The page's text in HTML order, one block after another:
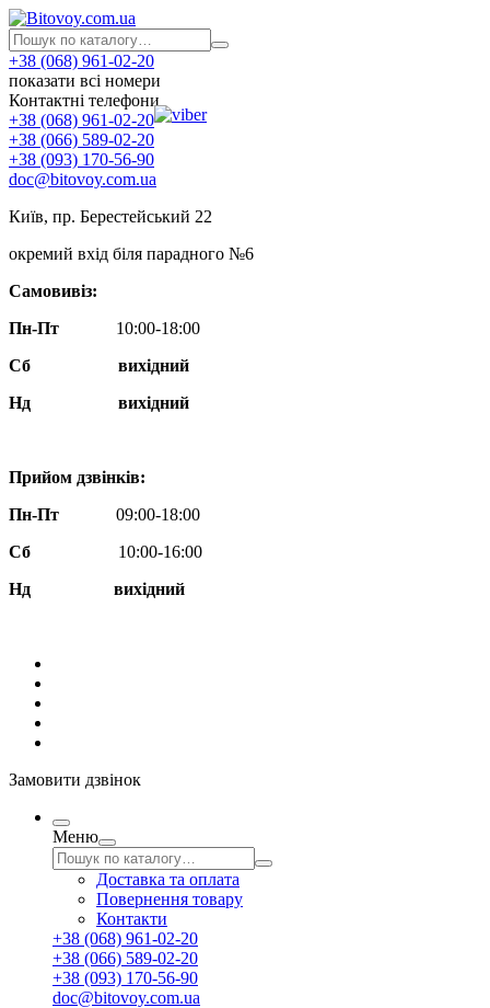
+38 (068) 961-02-20
показати всі номери
Контактні телефони
+38 (068) 961-02-20
+38 (066) 589-02-20
+38 (093) 170-56-90
doc@bitovoy.com.ua
Київ, пр. Берестейський 22
окремий вхід біля парадного №6
Самовивіз:
Пн-Пт
10:00-18:00
Сб
вихідний
Нд
вихідний
Прийом дзвінків:
Пн-Пт
09:00-18:00
Сб
10:00-16:00
Нд вихідний
Замовити дзвінок
Меню
Доставка та оплата
Повернення товару
Контакти
+38 (068) 961-02-20
+38 (066) 589-02-20
+38 (093) 170-56-90
doc@bitovoy.com.ua